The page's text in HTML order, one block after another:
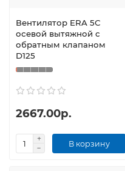
Вентилятор ERA 5С
осевой вытяжной с
обратным клапаном
D125
2667.00р.
В корзину